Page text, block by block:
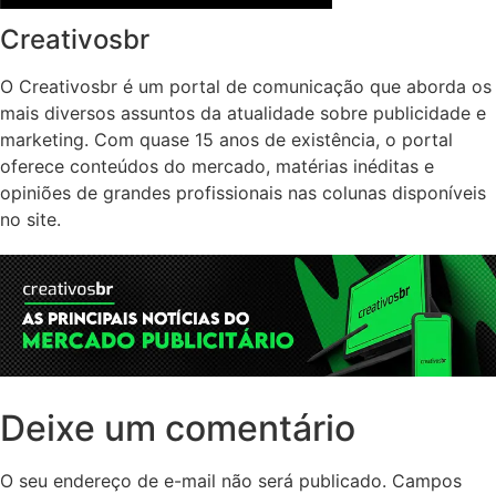
Creativosbr
O Creativosbr é um portal de comunicação que aborda os
mais diversos assuntos da atualidade sobre publicidade e
marketing. Com quase 15 anos de existência, o portal
oferece conteúdos do mercado, matérias inéditas e
opiniões de grandes profissionais nas colunas disponíveis
no site.
Deixe um comentário
O seu endereço de e-mail não será publicado. Campos